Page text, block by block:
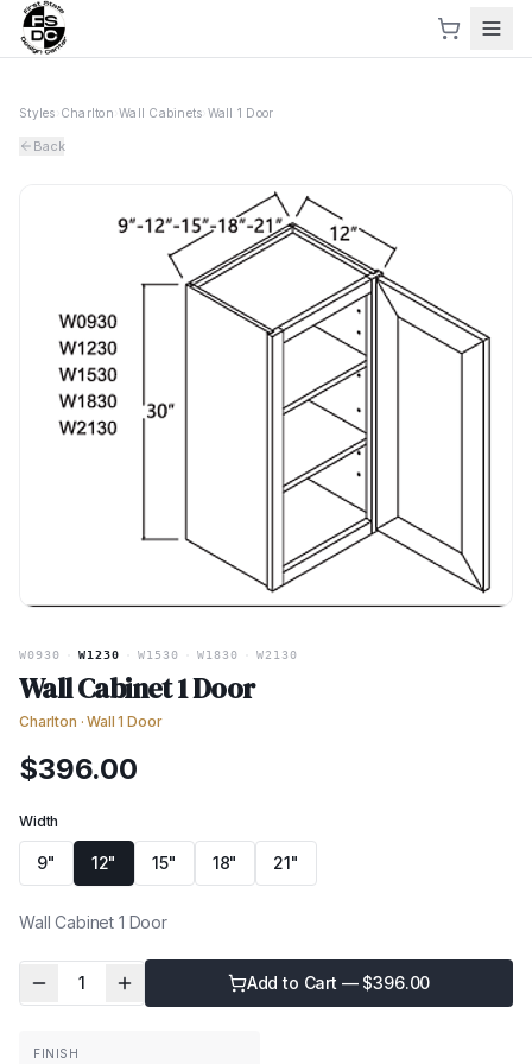
Styles Charlton Wall Cabinets Wall 1 Door
Back
W0930 W1230 W1530 W1830 W2130
Wall Cabinet 1 Door
Charlton ·Wall 1 Door
$396.00
Width
9" 12" 15" 18" 21"
Wall Cabinet 1 Door
1 Add to Cart — $396.00
FINISH